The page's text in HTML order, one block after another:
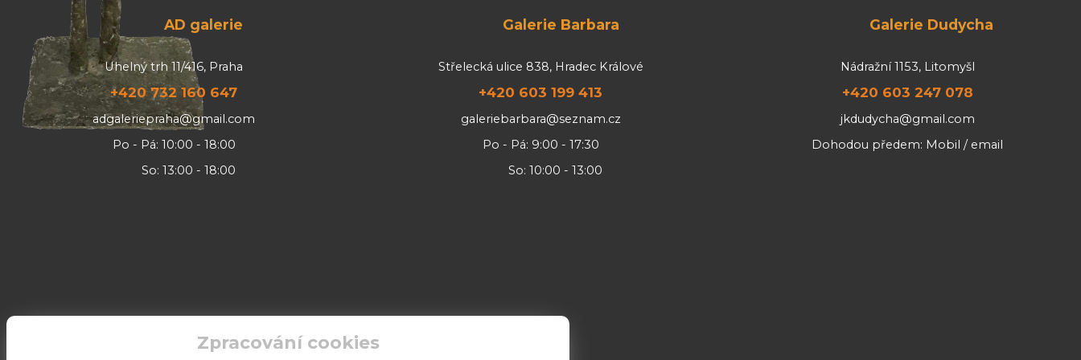
AD galerie
Uhelný trh 11/416, Praha
+420 732 160 647
adgaleriepraha@gmail.com
Po - Pá: 10:00 - 18:00
So: 13:00 - 18:00
Galerie Barbara
Střelecká ulice 838, Hradec Králové
+420 603 199 413
galeriebarbara@seznam.cz
Po - Pá: 9:00 - 17:30
So: 10:00 - 13:00
Galerie Dudycha
Nádražní 1153, Litomyšl
+420 603 247 078
jkdudycha@gmail.com
Dohodou předem: Mobil / email
Zpracování cookies